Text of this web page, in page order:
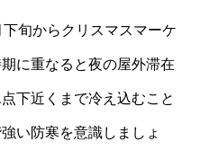
旬からクリスマスマーケ
に重なると夜の屋外滞在
下近くまで冷え込むこと
い防寒を意識しましょ